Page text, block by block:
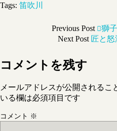
Tags: 笛吹川
Previous Post
獅
Next Post 匠と怒
コメントを残す
メールアドレスが公開されるこ
いる欄は必須項目です
コメント ※